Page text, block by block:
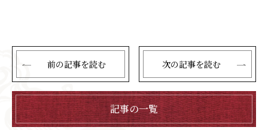
記事の一覧
次の記事を読む
前の記事を読む